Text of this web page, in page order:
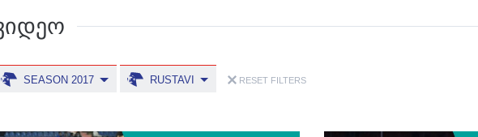
SEASON 2017 RUSTAVI RESET FILTERS